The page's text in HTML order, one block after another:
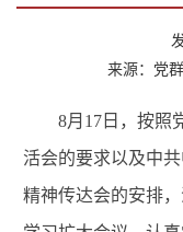
来源：党
8月17日，按照党
活会的要求以及中
精神传达会的安排